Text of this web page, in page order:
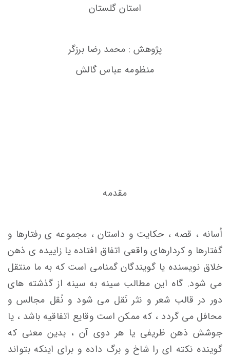
استان گلستان
پژوهش : محمد رضا برزگر
منظومه عباس گالش
مقدمه
اُسانه ، قصه ، حکایت و داستان ، مجموعه ی رفتارها و
گفتارها و کردارهای واقعی اتفاق افتاده یا زاییده ی ذهن
خلاق نویسنده یا گویندگان گمنامی است که به ما منتقل
می شود. گاه این مطالب سینه به سینه از گذشته های
دور در قالب شعر و نثر نَقل می شود و نُقل مجالس و
محافل می گردد ، که ممکن است وقایع اتفاقیه باشد ، یا
جوشش ذهن ظریفی یا هر دوی آن ، بدین معنی که
گوینده نکته ای را شاخ و برگ داده و برای اینکه بتواند